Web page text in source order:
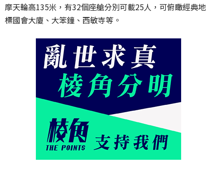
摩天輪高135米，有32個座艙分別可載25人，可俯瞰經典地
標國會大廈、大笨鐘、西敏寺等。